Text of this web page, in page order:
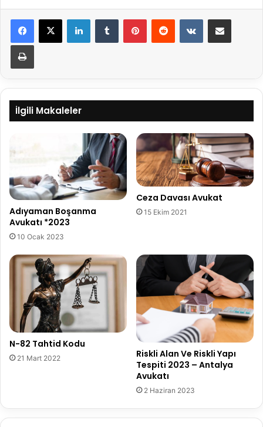
LinkedInTumblr PinterestReddit VKontakteE-Posta ile paylaş
Yazdır
İlgili Makaleler
Adıyaman Boşanma
Avukatı *2023
10 Ocak 2023
Ceza Davası Avukat
15 Ekim 2021
N-82 Tahtid Kodu
21 Mart 2022
Riskli Alan Ve Riskli Yapı
Tespiti 2023 – Antalya
Avukatı
2 Haziran 2023